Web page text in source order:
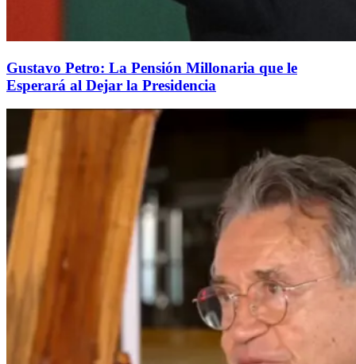
Gustavo Petro: La Pensión Millonaria que le
Esperará al Dejar la Presidencia